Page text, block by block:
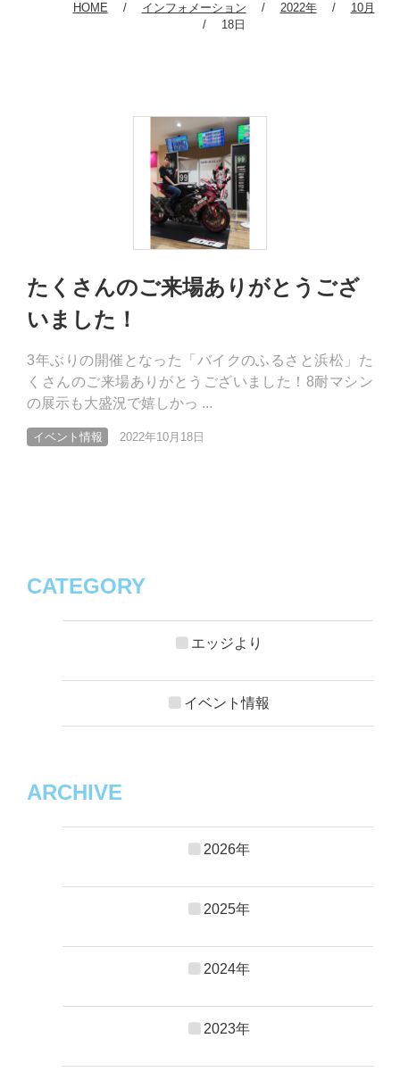
HOME インフォメーション 2022年
10月
18日
たくさんのご来場ありがとうござ
いました！
3年ぶりの開催となった「バイクのふるさと浜松」た
くさんのご来場ありがとうございました！8耐マシン
の展示も大盛況で嬉しかっ ...
イベント情報 2022年10月18日
CATEGORY
エッジより
イベント情報
ARCHIVE
2026年
2025年
2024年
2023年